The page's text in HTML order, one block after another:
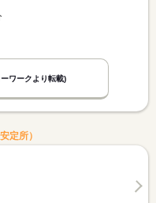
ワークより転載)
定所）